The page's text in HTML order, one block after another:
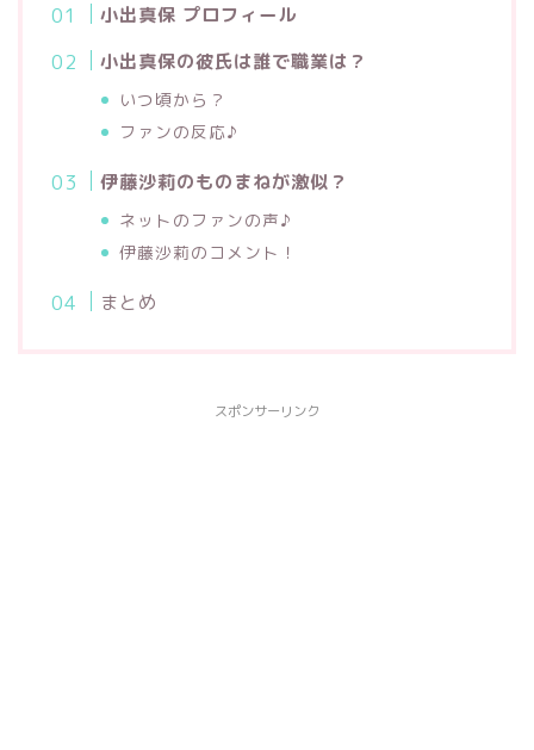
小出真保 プロフィール
小出真保の彼氏は誰で職業は？
いつ頃から？
ファンの反応♪
伊藤沙莉のものまねが激似？
ネットのファンの声♪
伊藤沙莉のコメント！
まとめ
スポンサーリンク